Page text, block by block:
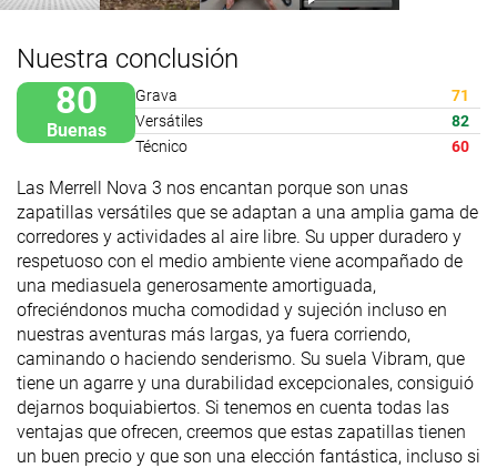
Nuestra conclusión
80
Buenas
Grava
71
Versátiles
82
Técnico
60
Las Merrell Nova 3 nos encantan porque son unas
zapatillas versátiles que se adaptan a una amplia gama de
corredores y actividades al aire libre. Su upper duradero y
respetuoso con el medio ambiente viene acompañado de
una mediasuela generosamente amortiguada,
ofreciéndonos mucha comodidad y sujeción incluso en
nuestras aventuras más largas, ya fuera corriendo,
caminando o haciendo senderismo. Su suela Vibram, que
tiene un agarre y una durabilidad excepcionales, consiguió
dejarnos boquiabiertos. Si tenemos en cuenta todas las
ventajas que ofrecen, creemos que estas zapatillas tienen
un buen precio y que son una elección fantástica, incluso si